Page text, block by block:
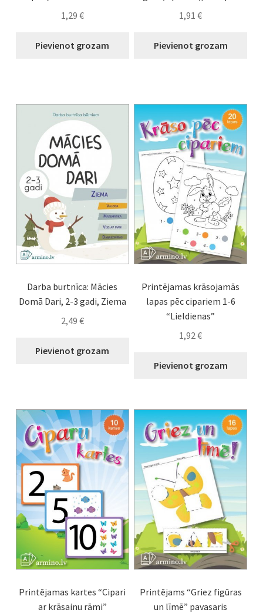
1,29 €
Pievienot grozam
1,91€
Pievienot grozam
Darba burtnīca: Mācies
Domā Dari, 2-3 gadi, Ziema
2,49 €
Pievienot grozam
Printējamas krāsojamās
lapas pēc cipariem 1-6
“Lieldienas”
1,92€
Pievienot grozam
Printējamas kartes “Cipari
ar krāsainu rāmi”
Printējams “Griez figūras
un līmē” pavasaris